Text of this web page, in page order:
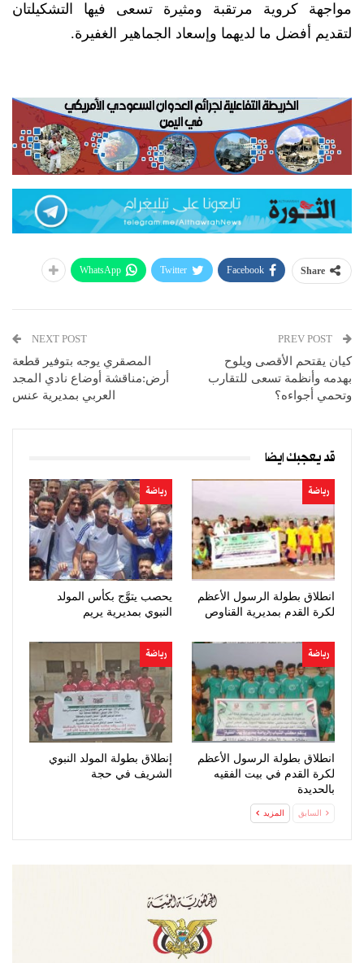
مواجهة كروية مرتقبة ومثيرة تسعى فيها التشكيلتان
لتقديم أفضل ما لديهما وإسعاد الجماهير الغفيرة.
Share
Facebook
Twitter
WhatsApp
كيان يقتحم الأقصى ويلوح
بهدمه وأنظمة تسعى للتقارب
وتحمي أجواءه؟
NEXT POST
المصقري يوجه بتوفير قطعة
أرض:مناقشة أوضاع نادي المجد
العربي بمديرية عنس
قد يعجبك ايضا
رياضة
انطلاق بطولة الرسول الأعظم
لكرة القدم بمديرية القناوص
رياضة
يحصب يتوَّج بكأس المولد
النبوي بمديرية يريم
رياضة
انطلاق بطولة الرسول الأعظم
لكرة القدم في بيت الفقيه
بالحديدة
رياضة
إنطلاق بطولة المولد النبوي
الشريف في حجة
السابق المزيد